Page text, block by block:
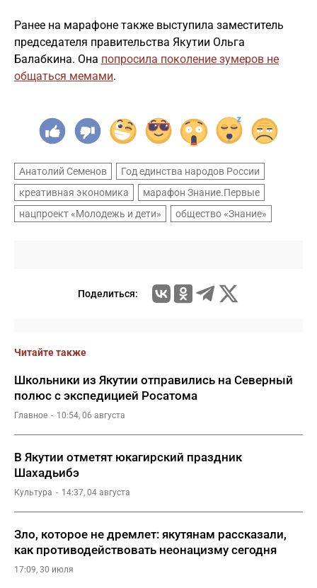
Ранее на марафоне также выступила заместитель
председателя правительства Якутии Ольга
Балабкина. Она попросила поколение зумеров не
общаться мемами.
Анатолий Семенов
Год единства народов России
креативная экономика
марафон Знание.Первые
нацпроект «Молодежь и дети»
общество «Знание»
Поделиться:
Читайте также
Школьники из Якутии отправились на Северный
полюс с экспедицией Росатома
Главное 10:54, 06 августа
В Якутии отметят юкагирский праздник
Шахадьибэ
Культура 14:37, 04 августа
Зло, которое не дремлет: якутянам рассказали,
как противодействовать неонацизму сегодня
17:09, 30 июля